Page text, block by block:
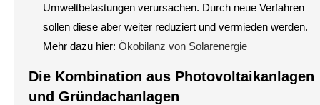
Umweltbelastungen verursachen. Durch neue Verfahren
sollen diese aber weiter reduziert und vermieden werden.
Mehr dazu hier: Ökobilanz von Solarenergie
Die Kombination aus Photovoltaikanlagen
und Gründachanlagen